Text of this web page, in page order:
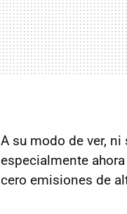
A su modo de ver,
especialmente
cero emisiones de